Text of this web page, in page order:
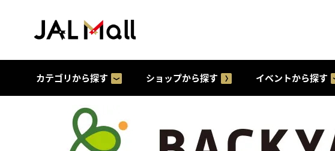
カテゴリから探す ショップから探す イベントから探す